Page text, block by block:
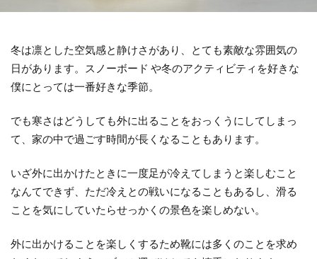
冬は凛とした空気感と静けさがあり、とても素敵な雰囲気の
日があります。スノーボード や冬のアクティビティを好きな
僕にとっては一番好きな季節。
でも寒さはどうしても外に出ることをおっくうにしてしまっ
て、家の中で過ごす時間が長くなることもあります。
いざ外に出かけたときに一度足が冷えてしまうと楽しむこと
なんてできず、ただ冷えとの戦いになることもあるし、滑る
ことを気にしていたらせっかくの景色を楽しめない。
外に出かけることを楽しくするため靴には多くのことを求め